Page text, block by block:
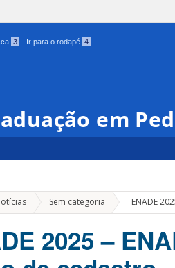
3 Ir para o rodapé 4
em
Sem categoria » ENADE
2025 –